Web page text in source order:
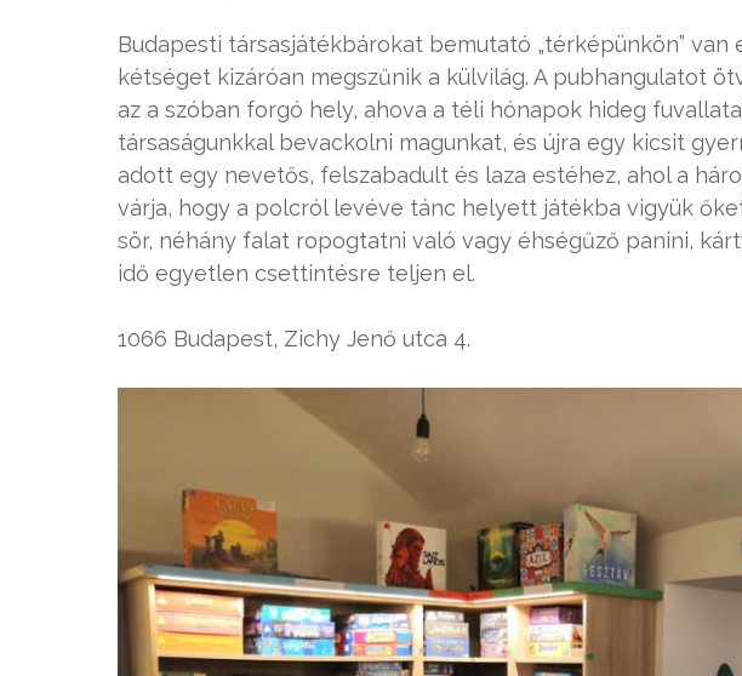
Budapesti társasjátékbárokat bemutató „térképünkön”
kétséget kizáróan megszűnik a külvilág. A pubhangulatot
az a szóban forgó hely, ahova a téli hónapok hideg
társaságunkkal bevackolni magunkat, és újra egy kicsit
adott egy nevetős, felszabadult és laza estéhez, ahol a
várja, hogy a polcról levéve tánc helyett játékba vigyük
sör, néhány falat ropogtatni való vagy éhségűző panini,
idő egyetlen csettintésre teljen el.
1066 Budapest, Zichy Jenő utca 4.